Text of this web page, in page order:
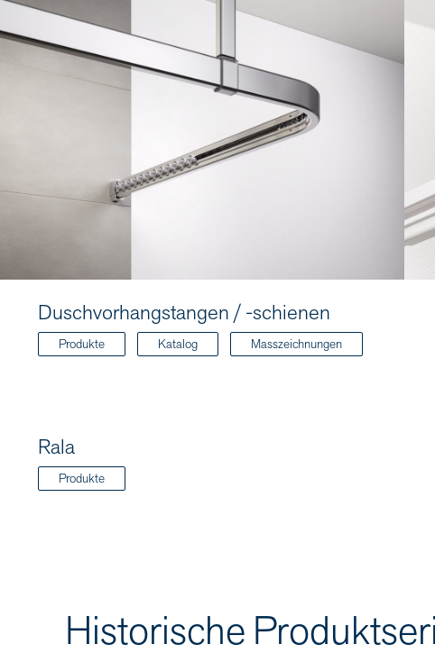
Duschvorhangstangen / -schienen
Produkte Katalog Masszeichnungen
Rala
Produkte
Historische